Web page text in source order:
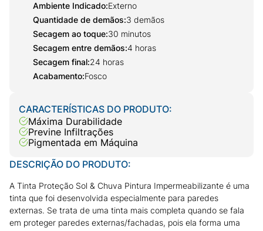
Ambiente Indicado:Externo
Quantidade de demãos:3 demãos
Secagem ao toque:30 minutos
Secagem entre demãos:4 horas
Secagem final:24 horas
Acabamento:Fosco
CARACTERÍSTICAS DO PRODUTO:
Máxima Durabilidade
Previne Infiltrações
Pigmentada em Máquina
DESCRIÇÃO DO PRODUTO:
A Tinta Proteção Sol & Chuva Pintura Impermeabilizante é uma
tinta que foi desenvolvida especialmente para paredes
externas. Se trata de uma tinta mais completa quando se fala
em proteger paredes externas/fachadas, pois ela forma uma